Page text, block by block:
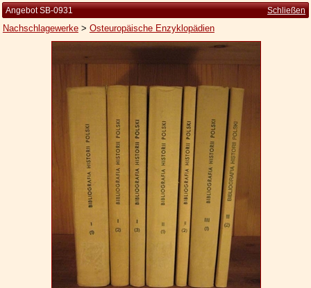
Die Brockhaus Auflagen
Die Meyer Auflagen
Angebot SB-0931 Schließen
Nachschlagewerke> Osteuropäische Enzyklopädien